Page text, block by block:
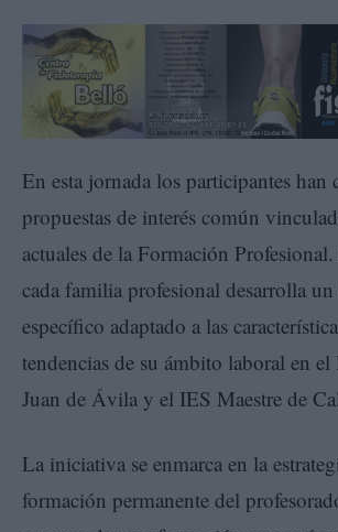
En esta jornada los participantes han
propuestas de interés común
actuales de la Formación
cada familia profesional desarrolla
específico adaptado a las
tendencias de su ámbito laboral en
Juan de Ávila y el IES Maestre de
La iniciativa se enmarca en la
formación permanente del